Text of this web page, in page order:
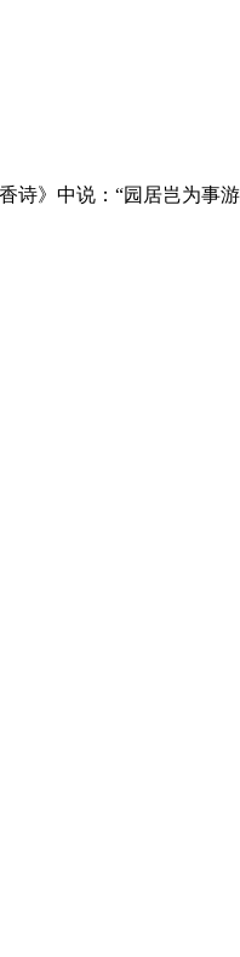
》中说：“园居岂为事